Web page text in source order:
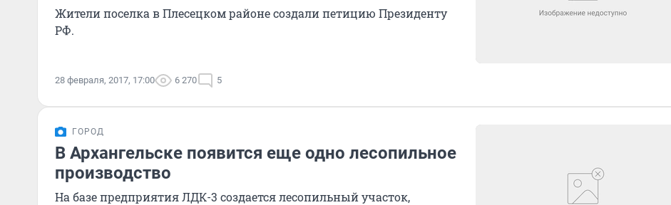
Жители поселка в Плесецком районе создали петицию Президенту
РФ.
28 февраля, 2017, 17:00 6 270 5
ГОРОД
В Архангельске появится еще одно лесопильное
производство
На базе предприятия ЛДК-3 создается лесопильный участок,